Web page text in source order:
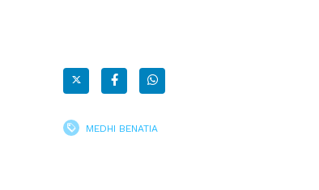
MEDHI BENATIA